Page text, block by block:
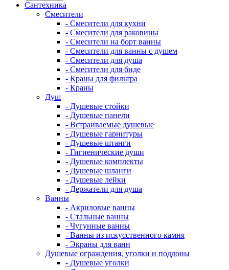
Сантехника
Смесители
- Смесители для кухни
- Смесители для раковины
- Смесители на борт ванны
- Смесители для ванны с душем
- Смесители для душа
- Смесители для биде
- Краны для фильтра
- Краны
Душ
- Душевые стойки
- Душевые панели
- Встраиваемые душевые
- Душевые гарнитуры
- Душевые штанги
- Гигиенические души
- Душевые комплекты
- Душевые шланги
- Душевые лейки
- Держатели для душа
Ванны
- Акриловые ванны
- Стальные ванны
- Чугунные ванны
- Ванны из искусственного камня
- Экраны для ванн
Душевые ограждения, уголки и поддоны
- Душевые уголки